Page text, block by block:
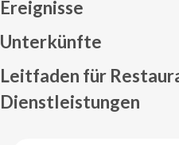
Ereignisse
Unterkünfte
Leitfaden für
Dienstleistungen